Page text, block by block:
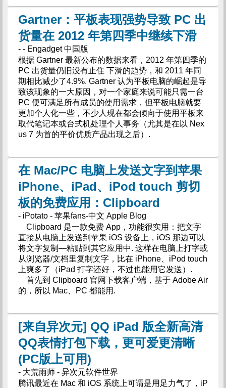
Gartner：平板表现强势导致 PC 出
货量在 2012 年第四季中继续下滑
- - Engadget 中国版
根据 Gartner 最新公布的数据来看，2012 年第四季的
PC 出货量仍旧没有止住 下滑的趋势，和 2011 年同
期相比减少了4.9%. Gartner 认为平板电脑的崛起是导
致该现象的一大原因，对一个家庭来说可能只需一台
PC 便可满足所有成员的使用需求，但平板电脑就要
更加个人化一些，不少人现在都会倾向于使用平板来
取代笔记本或台式机处理个人事务（尤其是在以 Nex
us 7 为首的平价优质产品出现之后）.
在 Mac/PC 电脑上发送文字到苹果
iPhone、iPad、iPod touch 剪切
板的免费应用：Clipboard
- iPotato - 苹果fans-中文 Apple Blog
Clipboard 是一款免费 App，功能很实用：把文字
直接从电脑上发送到苹果 iOS 设备上，iOS 那边可以
将文字复制—粘贴到其它应用中. 这样在电脑上打字或
从浏览器/文档里复制文字，比在 iPhone、iPod touch
上爽多了（iPad 打字还好，不过也能用它发送）.
首先到 Clipboard 官网下载客户端，基于 Adobe Air
的，所以 Mac、PC 都能用.
[来自异次元] QQ iPad 版全新高清
QQ表情打包下载，更可爱更清晰
(PC版上可用)
- 大荒雨师 - 异次元软件世界
腾讯最近在 Mac 和 iOS 系统上可谓是用足力气了，iP